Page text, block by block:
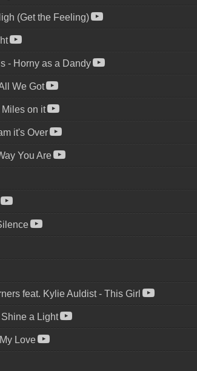
(Get the Feeling)
- Horny as a Dandy
We Got
Miles on it
it's Over
You Are
feat. Kylie Auldist- This Girl
Shine a Light
Love